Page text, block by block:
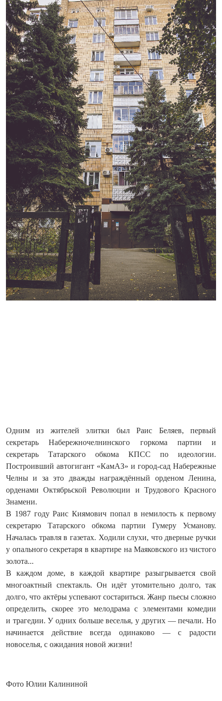
Одним из жителей элитки был Раис Беляев, первый
секретарь Набережночелнинского горкома партии и
секретарь Татарского обкома КПСС по идеологии.
Построивший автогигант «КамАЗ» и город-сад Набережные
Челны и за это дважды награждённый орденом Ленина,
орденами Октябрьской Революции и Трудового Красного
Знамени.
В 1987 году Раис Киямович попал в немилость к первому
секретарю Татарского обкома партии Гумеру Усманову.
Началась травля в газетах. Ходили слухи, что дверные ручки
у опального секретаря в квартире на Маяковского из чистого
золота...
В каждом доме, в каждой квартире разыгрывается свой
многоактный спектакль. Он идёт утомительно долго, так
долго, что актёры успевают состариться. Жанр пьесы сложно
определить, скорее это мелодрама с элементами комедии
и трагедии. У одних больше ве­селья, у других — печали. Но
начинается действие всегда одинаково — с радости
новоселья, с ожидания новой жизни!
Фото Юлии Калининой